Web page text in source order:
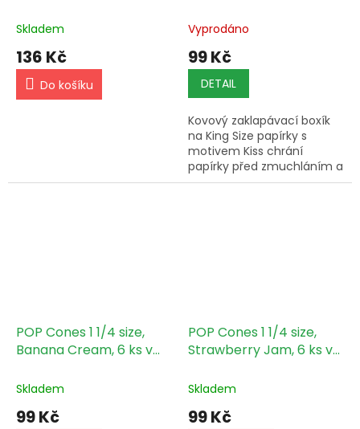
Skladem
136 Kč
Do košíku
Vyprodáno
99 Kč
DETAIL
Kovový zaklapávací boxík
na King Size papírky s
motivem Kiss chrání
papírky před zmuchláním a
vlhkostí.
POP Cones 1 1/4 size,
Banana Cream, 6 ks v
Skladem
99 Kč
POP Cones 1 1/4 size,
Strawberry Jam, 6 ks v
Skladem
99 Kč